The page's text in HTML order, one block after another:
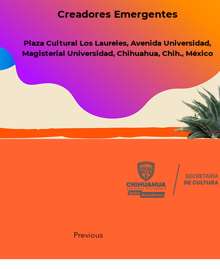
Creadores Emergentes
Plaza Cultural Los Laureles, Avenida Universidad,
Magisterial Universidad, Chihuahua, Chih., México
Previous